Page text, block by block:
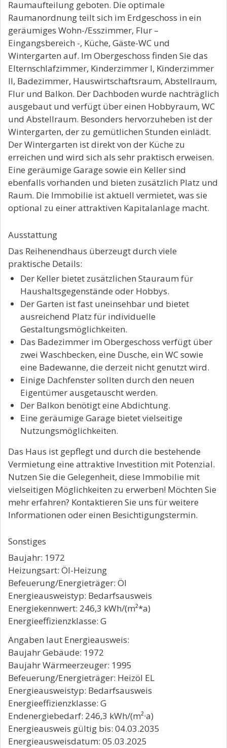
Raumaufteilung geboten. Die optimale
Raumanordnung teilt sich im Erdgeschoss in ein
geräumiges Wohn-/Esszimmer, Flur –
Eingangsbereich -, Küche, Gäste-WC und
Wintergarten auf. Im Obergeschoss finden Sie das
Elternschlafzimmer, Kinderzimmer I, Kinderzimmer
II, Badezimmer, Hauswirtschaftsraum, Abstellraum,
Flur und Balkon. Der Dachboden wurde nachträglich
ausgebaut und verfügt über einen Hobbyraum, WC
und Abstellraum. Besonders hervorzuheben ist der
Wintergarten, der zu gemütlichen Stunden einlädt.
Der Wintergarten ist direkt von der Küche zu
erreichen und wird sich als sehr praktisch erweisen.
Eine geräumige Garage sowie ein Keller sind
ebenfalls vorhanden und bieten zusätzlich Platz und
Raum. Die Immobilie ist aktuell vermietet, was sie
optional zu einer attraktiven Kapitalanlage macht.
Ausstattung
Das Reihenendhaus überzeugt durch viele
praktische Details:
Der Keller bietet zusätzlichen Stauraum für
Haushaltsgegenstände oder Hobbys.
Der Garten ist fast uneinsehbar und bietet
ausreichend Platz für individuelle
Gestaltungsmöglichkeiten.
Das Badezimmer im Obergeschoss verfügt über
zwei Waschbecken, eine Dusche, ein WC sowie
eine Badewanne, die derzeit nicht genutzt wird.
Einige Dachfenster sollten durch den neuen
Eigentümer ausgetauscht werden.
Der Balkon benötigt eine Abdichtung.
Eine geräumige Garage bietet vielseitige
Nutzungsmöglichkeiten.
Das Haus ist gepflegt und durch die bestehende
Vermietung eine attraktive Investition mit Potenzial.
Nutzen Sie die Gelegenheit, diese Immobilie mit
vielseitigen Möglichkeiten zu erwerben! Möchten Sie
mehr erfahren? Kontaktieren Sie uns für weitere
Informationen oder einen Besichtigungstermin.
Sonstiges
Baujahr: 1972
Heizungsart: Öl-Heizung
Befeuerung/Energieträger: Öl
Energieausweistyp: Bedarfsausweis
Energiekennwert: 246,3 kWh/(m²*a)
Energieeffizienzklasse: G
Angaben laut Energieausweis:
Baujahr Gebäude: 1972
Baujahr Wärmeerzeuger: 1995
Befeuerung/Energieträger: Heizöl EL
Energieausweistyp: Bedarfsausweis
Energieeffizienzklasse: G
Endenergiebedarf: 246,3 kWh/(m²·a)
Energieausweis gültig bis: 04.03.2035
Energieausweisdatum: 05.03.2025